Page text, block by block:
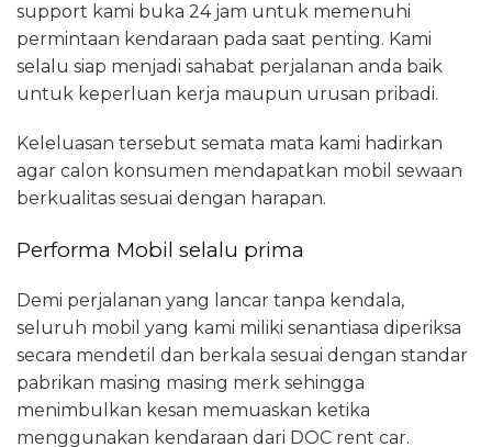
support kami buka 24 jam untuk memenuhi
permintaan kendaraan pada saat penting. Kami
selalu siap menjadi sahabat perjalanan anda baik
untuk keperluan kerja maupun urusan pribadi.
Keleluasan tersebut semata mata kami hadirkan
agar calon konsumen mendapatkan mobil sewaan
berkualitas sesuai dengan harapan.
Performa Mobil selalu prima
Demi perjalanan yang lancar tanpa kendala,
seluruh mobil yang kami miliki senantiasa diperiksa
secara mendetil dan berkala sesuai dengan standar
pabrikan masing masing merk sehingga
menimbulkan kesan memuaskan ketika
menggunakan kendaraan dari DOC rent car.